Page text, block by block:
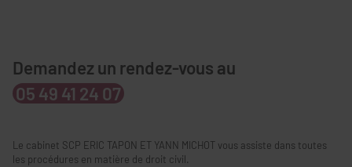
Demandez un rendez-vous au
05 49 41 24 07
Le cabinet SCP ERIC TAPON ET YANN MICHOT vous assiste dans toutes
les procédures en matière de droit civil.